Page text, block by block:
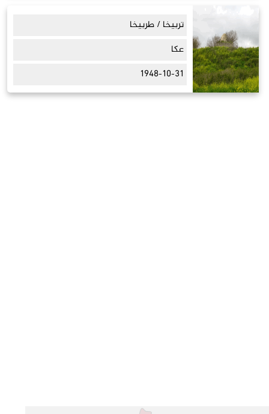
تربيخا / طربيخا
عكا
1948-10-31